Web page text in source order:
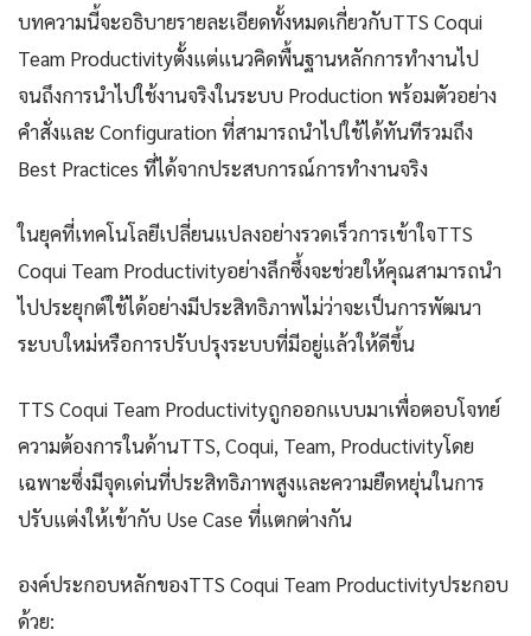
บทความนี้จะอธิบายรายละเอียดทั้งหมดเกี่ยวกับTTS Coqui
Team Productivityตั้งแต่แนวคิดพื้นฐานหลักการทำงานไป
จนถึงการนำไปใช้งานจริงในระบบ Production พร้อมตัวอย่าง
คำสั่งและ Configuration ที่สามารถนำไปใช้ได้ทันทีรวมถึง
Best Practices ที่ได้จากประสบการณ์การทำงานจริง
ในยุคที่เทคโนโลยีเปลี่ยนแปลงอย่างรวดเร็วการเข้าใจTTS
Coqui Team Productivityอย่างลึกซึ้งจะช่วยให้คุณสามารถนำ
ไปประยุกต์ใช้ได้อย่างมีประสิทธิภาพไม่ว่าจะเป็นการพัฒนา
ระบบใหม่หรือการปรับปรุงระบบที่มีอยู่แล้วให้ดีขึ้น
TTS Coqui Team Productivityถูกออกแบบมาเพื่อตอบโจทย์
ความต้องการในด้านTTS, Coqui, Team, Productivityโดย
เฉพาะซึ่งมีจุดเด่นที่ประสิทธิภาพสูงและความยืดหยุ่นในการ
ปรับแต่งให้เข้ากับ Use Case ที่แตกต่างกัน
องค์ประกอบหลักของTTS Coqui Team Productivityประกอบ
ด้วย: